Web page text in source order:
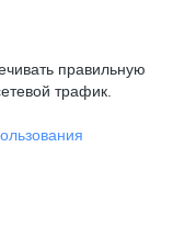
правильную
трафик.